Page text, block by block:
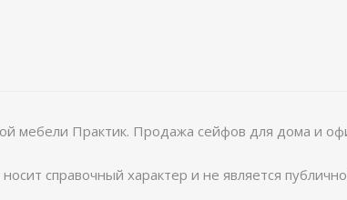
мебели Практик. Продажа сейфов для дома и
справочный характер и не является